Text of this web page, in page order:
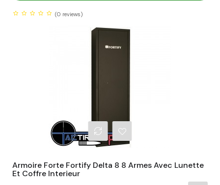
(0 reviews)
Armoire Forte Fortify Delta 8 8 Armes Avec Lunette
Et Coffre Interieur